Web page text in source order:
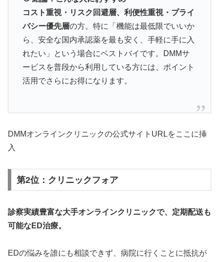
🎯 効果ピーク 42分後
の絶妙タイミング
💰
10錠 3,500円〜 （1錠350円）
約8時間 の理想的持続時間
🧬
アバナフィル 100mg 配合
ステンドラと同成分で即効性と持続性のバランスを
アバナイトで詳細データ確認
コスト重視・リスク回避層、利便性重視・プライ
バシー優先層の方。特に「機能は最低限でいいか
ら、安全な国内承認薬を最も安く、手軽に手に入
れたい」という場合にベストバイです。DMMサ
ービスを普段から利用している方には、ポイント
活用でさらにお得になります。
DMMオンラインクリニックの公式サイトURLをここに挿
入
第2位：クリニックフォア
診察実績豊富な大手オンラインクリニックで、定期配送も
可能なED治療。
EDの悩みを誰にも相談できず、病院に行くことに抵抗が